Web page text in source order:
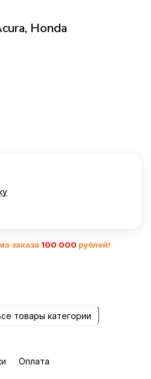
Honda
заказа 100 000 рублей!
товары категории
Оплата